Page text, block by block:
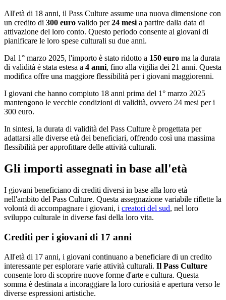
All'età di 18 anni, il Pass Culture assume una nuova dimensione con
un credito di 300 euro valido per24 mesi a partire dalla data di
attivazione del loro conto. Questo periodo consente ai giovani di
pianificare le loro spese culturali su due anni.
Dal 1° marzo 2025, l'importo è stato ridotto a 150 euro ma la durata
di validità è stata estesa a 4 anni, fino alla vigilia dei 21 anni. Questa
modifica offre una maggiore flessibilità per i giovani maggiorenni.
I giovani che hanno compiuto 18 anni prima del 1° marzo 2025
mantengono le vecchie condizioni di validità, ovvero 24 mesi per i
300 euro.
In sintesi, la durata di validità del Pass Culture è progettata per
adattarsi alle diverse età dei beneficiari, offrendo così una massima
flessibilità per approfittare delle attività culturali.
Gli importi assegnati in base all'età
I giovani beneficiano di crediti diversi in base alla loro età
nell'ambito del Pass Culture. Questa assegnazione variabile riflette la
volontà di accompagnare i giovani, i creatori del sud, nel loro
sviluppo culturale in diverse fasi della loro vita.
Crediti per i giovani di 17 anni
All'età di 17 anni, i giovani continuano a beneficiare di un credito
interessante per esplorare varie attività culturali. Il Pass Culture
consente loro di scoprire nuove forme d'arte e cultura. Questa
somma è destinata a incoraggiare la loro curiosità e apertura verso le
diverse espressioni artistiche.